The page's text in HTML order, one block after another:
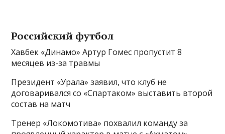
Российский футбол
Хавбек «Динамо» Артур Гомес пропустит 8
месяцев из-за травмы
Президент «Урала» заявил, что клуб не
договаривался со «Спартаком» выставить второй
состав на матч
Тренер «Локомотива» похвалил команду за